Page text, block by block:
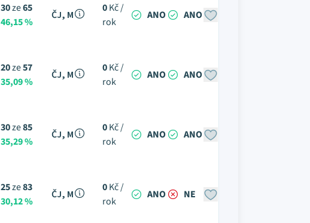
30ze65
46,15 %
ČJ, M
0Kč /
rok
ANO ANO
20ze57
35,09 %
ČJ, M
0Kč /
rok
ANO ANO
30ze85
35,29 %
ČJ, M
0Kč /
rok
ANO ANO
25ze83
30,12 %
ČJ, M
0Kč /
rok
ANO NE